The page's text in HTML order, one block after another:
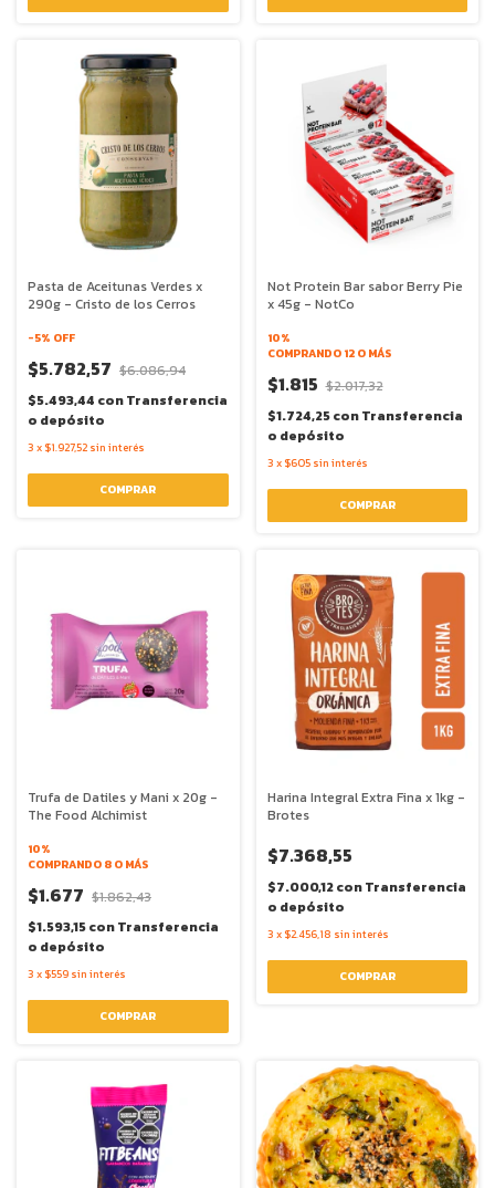
Pasta de Aceitunas Verdes x
290g - Cristo de los Cerros
-5% OFF
$5.782,57 $6.086,94
$5.493,44 conTransferencia
o depósito
3 x $1.927,52 sin interés
Not Protein Bar sabor Berry Pie
x 45g - NotCo
10%
COMPRANDO 12 O MÁS
$1.815 $2.017,32
$1.724,25conTransferencia
o depósito
3 x $605 sin interés
Trufa de Datiles y Mani x 20g -
The Food Alchimist
10%
COMPRANDO 8 O MÁS
$1.677 $1.862,43
$1.593,15conTransferencia
o depósito
3 x $559 sin interés
Harina Integral Extra Fina x 1kg -
Brotes
$7.368,55
$7.000,12conTransferencia
o depósito
3 x $2.456,18 sin interés